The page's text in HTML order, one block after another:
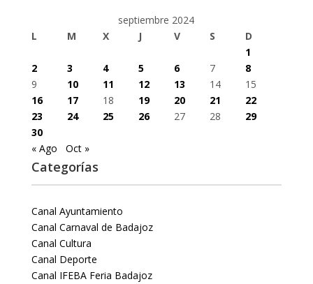
septiembre 2024
L
M X J V S
D
1
2
3 4 5 6 7
8
9
10 11 12 13 14
15
16
17 18 19 20 21
22
23
24 25 26 27 28
29
30
« Ago
Oct »
Categorías
Canal Ayuntamiento
Canal Carnaval de Badajoz
Canal Cultura
Canal Deporte
Canal IFEBA Feria Badajoz